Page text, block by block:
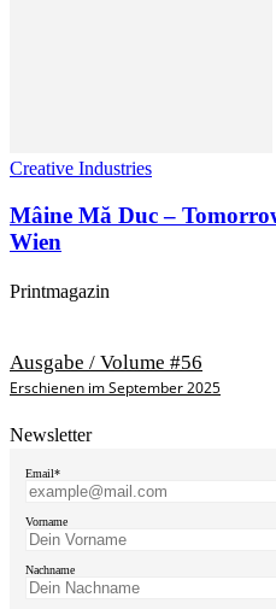
Creative Industries
Mâine Mă Duc –
Wien
Printmagazin
Ausgabe / Volume #56
Erschienen im September 2025
Newsletter
Email*
Vorname
Nachname